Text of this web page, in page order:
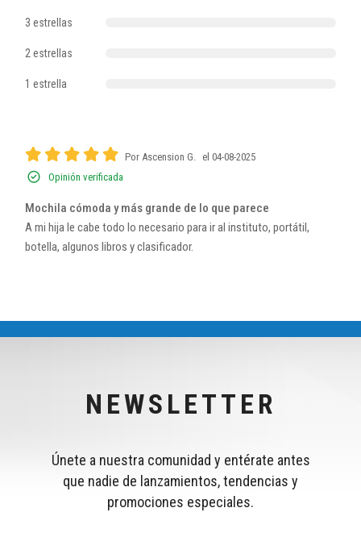
3 estrellas
2 estrellas
1 estrella
Por Ascension G. el 04-08-2025
Opinión verificada
Mochila cómoda y más grande de lo que parece
A mi hija le cabe todo lo necesario para ir al instituto, portátil,
botella, algunos libros y clasificador.
NEWSLETTER
Únete a nuestra comunidad y entérate antes
que nadie de lanzamientos, tendencias y
promociones especiales.